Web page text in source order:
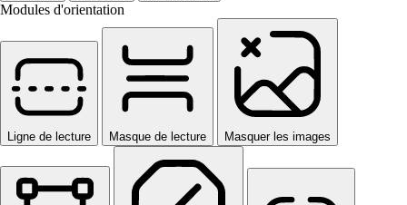
Modules d'orientation
Ligne de lecture Masque de lecture Masquer les images